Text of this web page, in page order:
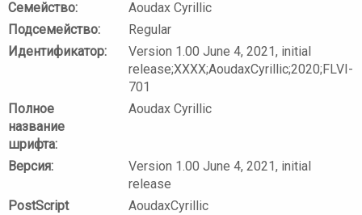
Семейство:
Aoudax Cyrillic
Подсемейство:
Regular
Идентификатор:
Version 1.00 June 4, 2021, initial
release;XXXX;AoudaxCyrillic;2020;FLVI-
701
Полное
название
шрифта:
Aoudax Cyrillic
Версия:
Version 1.00 June 4, 2021, initial
release
PostScript
AoudaxCyrillic